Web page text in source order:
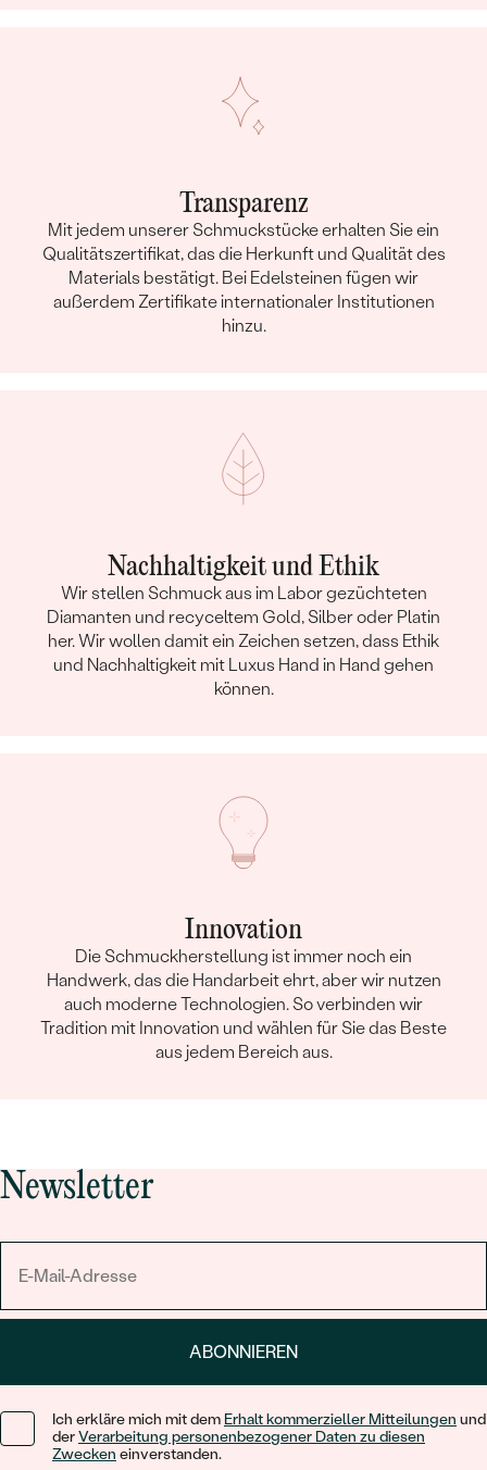
Transparenz
Mit jedem unserer Schmuckstücke erhalten Sie ein
Qualitätszertifikat, das die Herkunft und Qualität des
Materials bestätigt. Bei Edelsteinen fügen wir
außerdem Zertifikate internationaler Institutionen
hinzu.
Nachhaltigkeit und Ethik
Wir stellen Schmuck aus im Labor gezüchteten
Diamanten und recyceltem Gold, Silber oder Platin
her. Wir wollen damit ein Zeichen setzen, dass Ethik
und Nachhaltigkeit mit Luxus Hand in Hand gehen
können.
Innovation
Die Schmuckherstellung ist immer noch ein
Handwerk, das die Handarbeit ehrt, aber wir nutzen
auch moderne Technologien. So verbinden wir
Tradition mit Innovation und wählen für Sie das Beste
aus jedem Bereich aus.
Newsletter
ABONNIEREN
Ich erkläre mich mit dem Erhalt kommerzieller Mitteilungen und
derVerarbeitung personenbezogener Daten zu diesen
Zwecken einverstanden.